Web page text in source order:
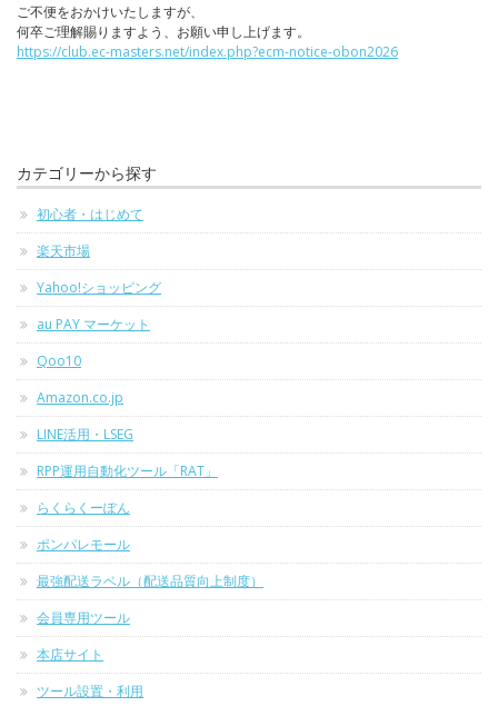
ご不便をおかけいたしますが、
何卒ご理解賜りますよう、お願い申し上げます。
https://club.ec-masters.net/index.php?ecm-notice-obon2026
カテゴリーから探す
初心者・はじめて
楽天市場
Yahoo!ショッピング
au PAY マーケット
Qoo10
Amazon.co.jp
LINE活用・LSEG
RPP運用自動化ツール「RAT」
らくらくーぽん
ポンパレモール
最強配送ラベル（配送品質向上制度）
会員専用ツール
本店サイト
ツール設置・利用